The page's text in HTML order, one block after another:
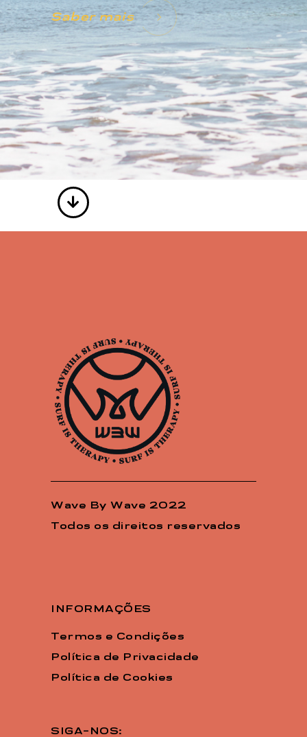
Saber mais
Wave By Wave 2022
Todos os direitos reservados
INFORMAÇÕES
Termos e Condições
Política de Privacidade
Política de Cookies
SIGA-NOS: